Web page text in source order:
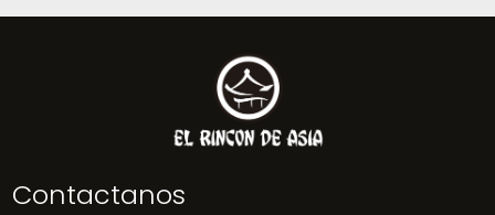
Contactanos